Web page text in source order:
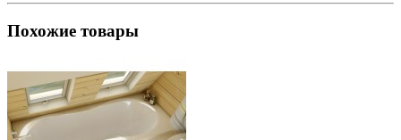
Похожие товары